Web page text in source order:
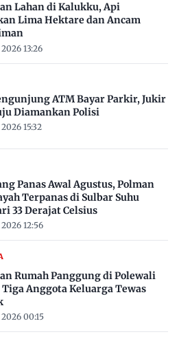
Lahan di Kalukku, Api
Lima Hektare dan Ancam
13:26
ATM Bayar Parkir, Jukir
Diamankan Polisi
15:32
Panas Awal Agustus, Polman
Terpanas di Sulbar Suhu
33 Derajat Celsius
12:56
Rumah Panggung di Polewali
Anggota Keluarga Tewas
00:15